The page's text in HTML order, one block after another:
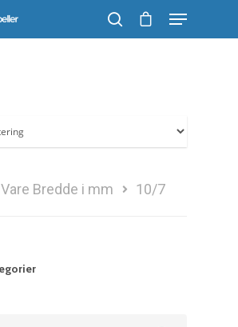
produkt, og tryk på enter
Vare Bredde i mm 10/7